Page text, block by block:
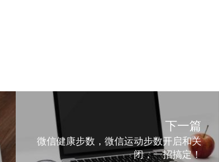
下一篇
微信健康步数，微信运动步数开启和关
闭，一招搞定！